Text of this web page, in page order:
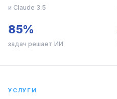
и Claude 3.5
85%
задач решает ИИ
УСЛУГИ